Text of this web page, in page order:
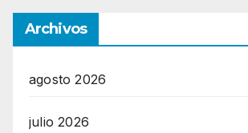
Archivos
agosto 2026
julio 2026